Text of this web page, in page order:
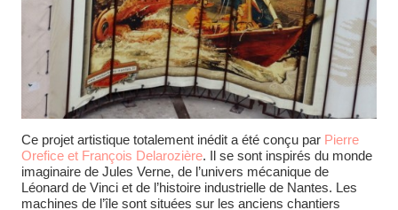
Ce projet artistique totalement inédit a été conçu par Pierre
Orefice et François Delarozière. Il se sont inspirés du monde
imaginaire de Jules Verne, de l’univers mécanique de
Léonard de Vinci et de l’histoire industrielle de Nantes. Les
machines de l’île sont situées sur les anciens chantiers